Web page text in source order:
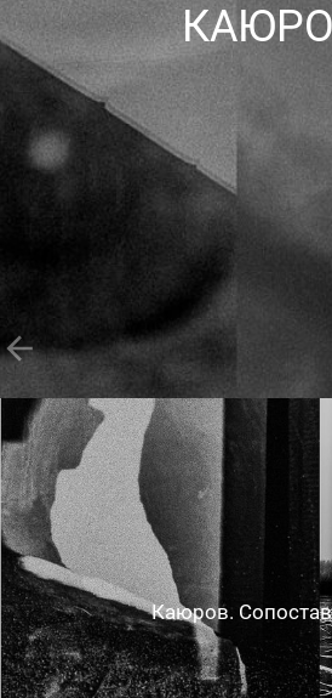
Каюров.